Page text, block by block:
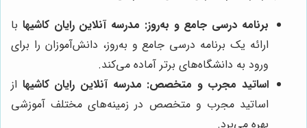
برنامه درسی جامع و به‌روز: مدرسه آنلاین رایان کاشیها با
ارائه یک برنامه درسی جامع و به‌روز، دانش‌آموزان را برای
ورود به دانشگاه‌های برتر آماده می‌کند.
اساتید مجرب و متخصص: مدرسه آنلاین رایان کاشیها از
اساتید مجرب و متخصص در زمینه‌های مختلف آموزشی
بهره می‌برد.